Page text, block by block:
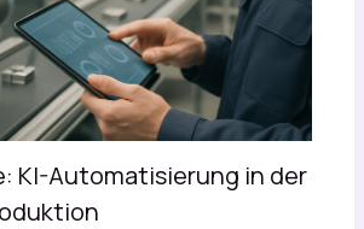
KI-Automatisierung in der